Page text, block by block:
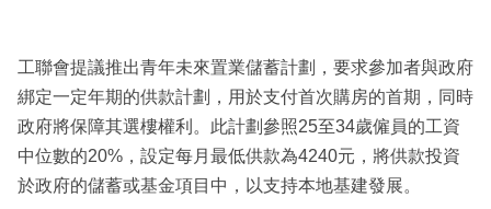
區
工聯會提議推出青年未來置業儲蓄計劃，要求參加者與政府
綁定一定年期的供款計劃，用於支付首次購房的首期，同時
政府將保障其選樓權利。此計劃參照25至34歲僱員的工資
中位數的20%，設定每月最低供款為4240元，將供款投資
於政府的儲蓄或基金項目中，以支持本地基建發展。